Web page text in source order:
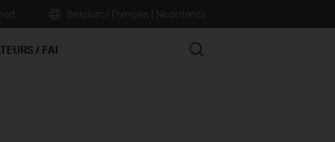
|
/ FAI Search